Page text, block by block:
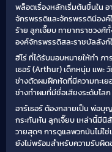
พล็อตเรื่องหลักเริ่มต้นขึ้นใน
จักรพรรดิและจักรพรรดินีองค์
ร้าย ลูกเจี๊ยบ ทายาทราชวงศ์
องค์จักรพรรดิสละราชบัลลัง
ฮีโร่ ที่ได้รับมอบหมายให้ทำ ภ
เธอร์ (Arthur) เด็กหนุ่ม แพะ วั
ช่างตัดผมฝึกหัดที่มีความทะเย
ช่างทำผมที่มีชื่อเสียงระดับโล
อาร์เธอร์ ต้องกลายเป็น พ่อบุ
กระทันหัน ลูกเจี๊ยบ เหล่านี้มี
วายสุดๆ การดูแลพวกมันไม่ใช่
ยังไม่พร้อมสำหรับความรับผิด